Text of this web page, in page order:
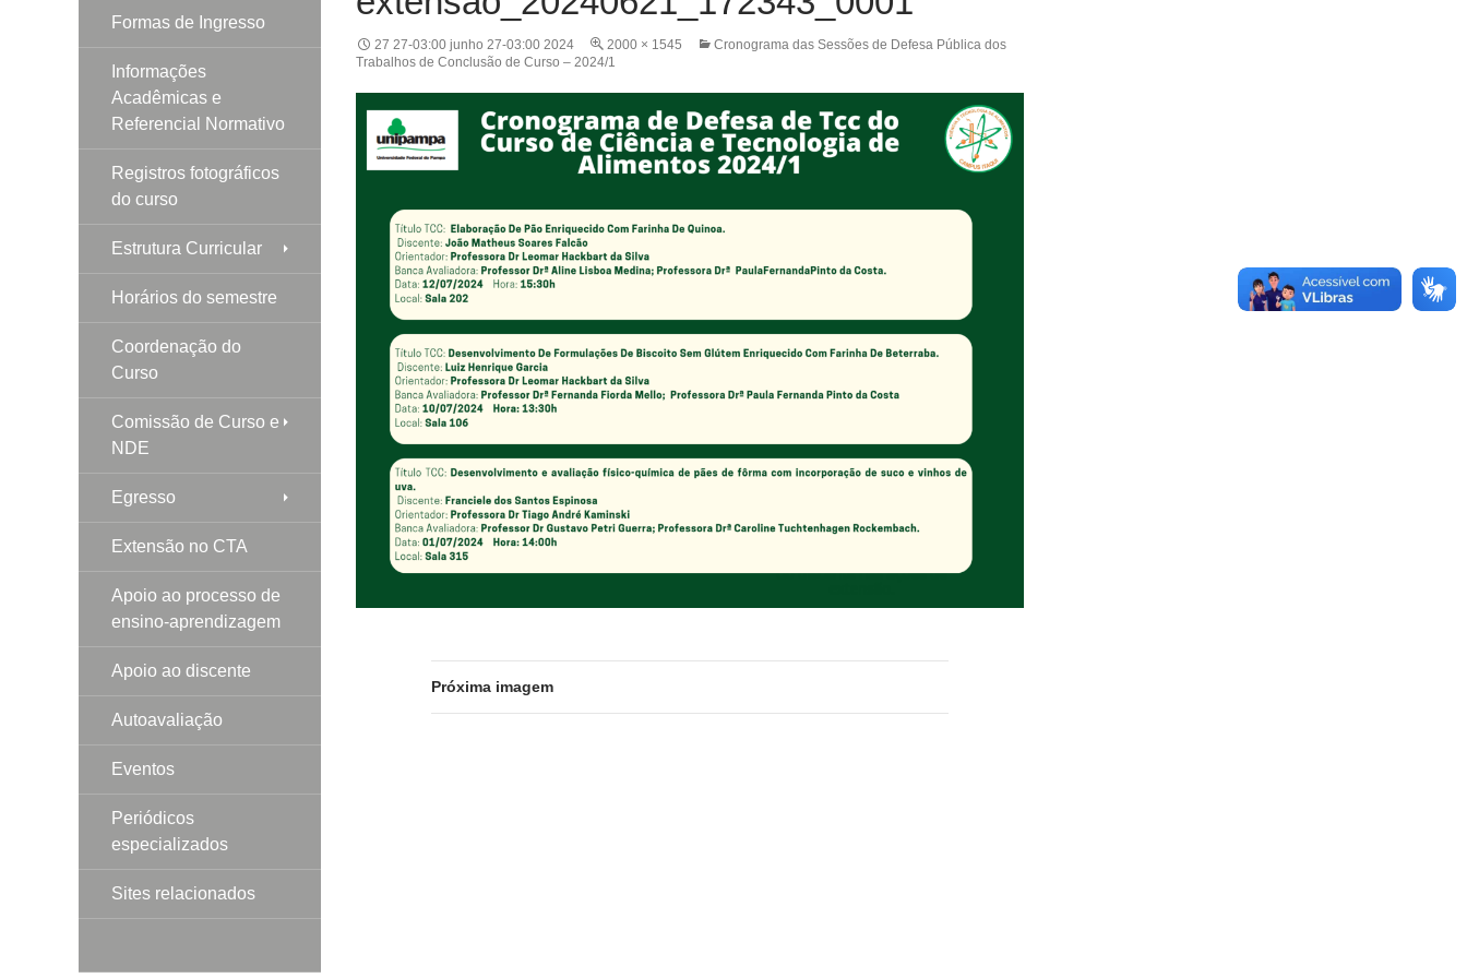
27 27-03:00 junho 27-03:00 2024 2000 × 1545
Cronograma das Sessões de Defesa Pública dos
Trabalhos de Conclusão de Curso – 2024/1
Próxima imagem
Formas de Ingresso
Informações
Acadêmicas e
Referencial Normativo
Registros fotográficos
do curso
Estrutura Curricular
Horários do semestre
Coordenação do
Curso
Comissão de Curso e
NDE
Egresso
Extensão no CTA
Apoio ao processo de
ensino-aprendizagem
Apoio ao discente
Autoavaliação
Eventos
Periódicos
especializados
Sites relacionados